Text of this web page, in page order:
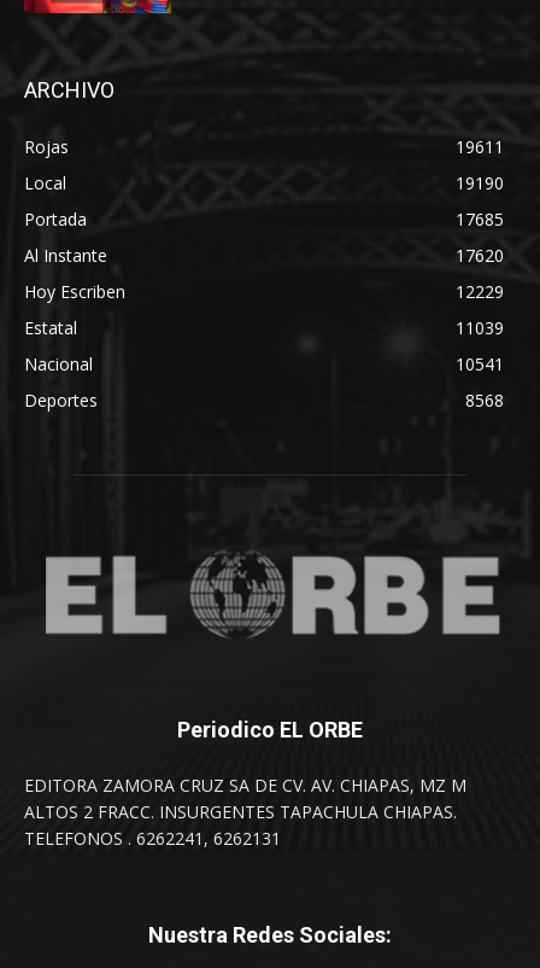
ARCHIVO
Rojas
19611
Local
19190
Portada
17685
Al Instante
17620
Hoy Escriben
12229
Estatal
11039
Nacional
10541
Deportes
8568
Periodico EL ORBE
EDITORA ZAMORA CRUZ SA DE CV. AV. CHIAPAS, MZ M
ALTOS 2 FRACC. INSURGENTES TAPACHULA CHIAPAS.
TELEFONOS . 6262241, 6262131
Nuestra Redes Sociales: